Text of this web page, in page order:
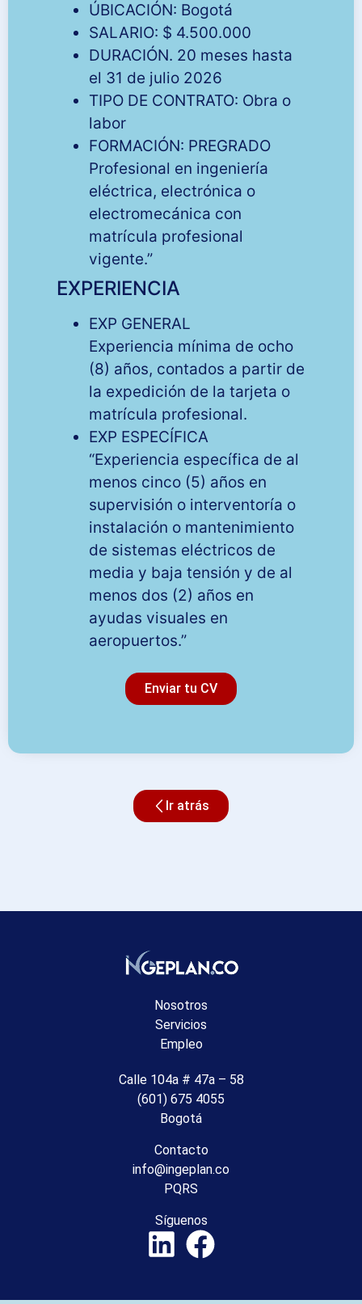
ÚBICACIÓN: Bogotá
SALARIO: $ 4.500.000
DURACIÓN. 20 meses hasta
el 31 de julio 2026
TIPO DE CONTRATO: Obra o
labor
FORMACIÓN: PREGRADO
Profesional en ingeniería
eléctrica, electrónica o
electromecánica con
matrícula profesional
vigente.”
EXPERIENCIA
EXP GENERAL
Experiencia mínima de ocho
(8) años, contados a partir de
la expedición de la tarjeta o
matrícula profesional.
EXP ESPECÍFICA
“Experiencia específica de al
menos cinco (5) años en
supervisión o interventoría o
instalación o mantenimiento
de sistemas eléctricos de
media y baja tensión y de al
menos dos (2) años en
ayudas visuales en
aeropuertos.”
Enviar tu CV
Ir atrás
Nosotros
Servicios
Empleo
Calle 104a # 47a – 58
(601) 675 4055
Bogotá
Contacto
info@ingeplan.co
PQRS
Síguenos